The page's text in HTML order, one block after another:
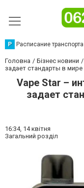
Р Расписание транспорта
Головна Бізнес новини
задает стандарты в мире
Vape Star –
задает
16:34, 14 квітня
Загальний розділ